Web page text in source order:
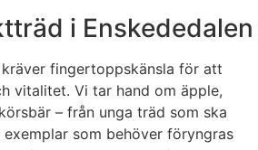
i Enskededalen
fingertoppskänsla för att
vitalitet. Vi tar hand om äpple,
– från unga träd som ska
som behöver föryngras